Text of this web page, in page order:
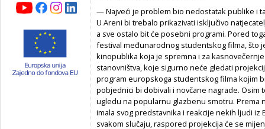
— Najveći je problem bio nedostatak publike i
U Areni bi trebalo prikazivati isključivo
a sve ostalo bit će posebni programi. Pored
festival međunarodnog studentskog filma, što
kinopublika koja je spremna i za
stanovništva, koje sigurno neće gledati
program europskoga studentskog filma kojim
pobjednici bi dobivali i novčane nagrade. Osim
ugledu na popularnu glazbenu smotru. Prema
imala svog predstavnika i reakcije nekih ljudi
svakom slučaju, raspored projekcija će se